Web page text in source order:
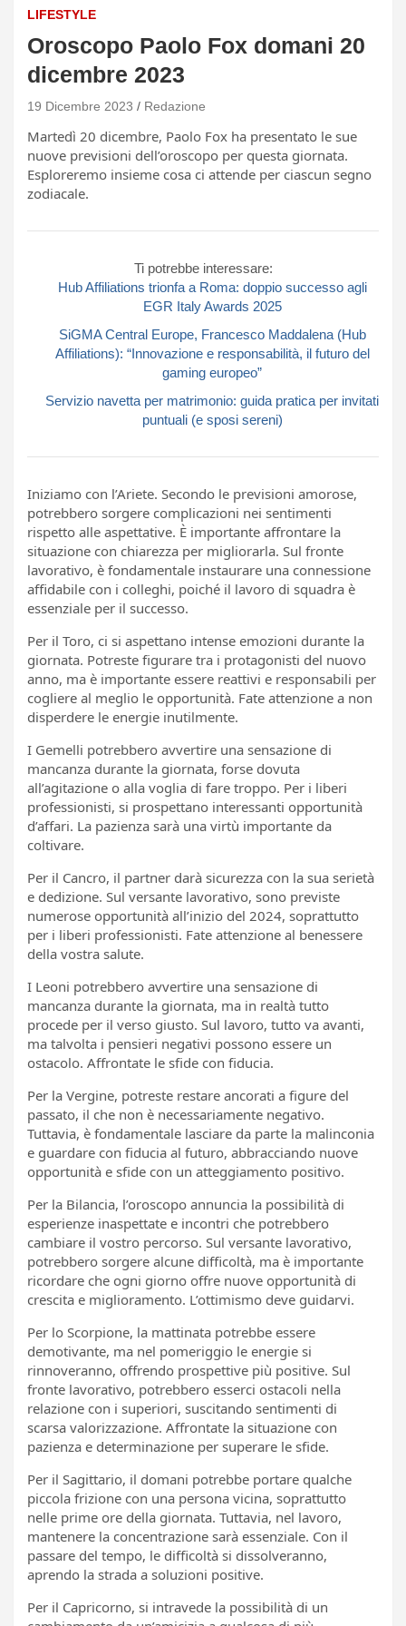
LIFESTYLE
Oroscopo Paolo Fox domani 20
dicembre 2023
19 Dicembre 2023 Redazione
Martedì 20 dicembre, Paolo Fox ha presentato le sue
nuove previsioni dell’oroscopo per questa giornata.
Esploreremo insieme cosa ci attende per ciascun segno
zodiacale.
Ti potrebbe interessare:
Hub Affiliations trionfa a Roma: doppio successo agli
EGR Italy Awards 2025
SiGMA Central Europe, Francesco Maddalena (Hub
Affiliations): “Innovazione e responsabilità, il futuro del
gaming europeo”
Servizio navetta per matrimonio: guida pratica per invitati
puntuali (e sposi sereni)
Iniziamo con l’Ariete. Secondo le previsioni amorose,
potrebbero sorgere complicazioni nei sentimenti
rispetto alle aspettative. È importante affrontare la
situazione con chiarezza per migliorarla. Sul fronte
lavorativo, è fondamentale instaurare una connessione
affidabile con i colleghi, poiché il lavoro di squadra è
essenziale per il successo.
Per il Toro, ci si aspettano intense emozioni durante la
giornata. Potreste figurare tra i protagonisti del nuovo
anno, ma è importante essere reattivi e responsabili per
cogliere al meglio le opportunità. Fate attenzione a non
disperdere le energie inutilmente.
I Gemelli potrebbero avvertire una sensazione di
mancanza durante la giornata, forse dovuta
all’agitazione o alla voglia di fare troppo. Per i liberi
professionisti, si prospettano interessanti opportunità
d’affari. La pazienza sarà una virtù importante da
coltivare.
Per il Cancro, il partner darà sicurezza con la sua serietà
e dedizione. Sul versante lavorativo, sono previste
numerose opportunità all’inizio del 2024, soprattutto
per i liberi professionisti. Fate attenzione al benessere
della vostra salute.
I Leoni potrebbero avvertire una sensazione di
mancanza durante la giornata, ma in realtà tutto
procede per il verso giusto. Sul lavoro, tutto va avanti,
ma talvolta i pensieri negativi possono essere un
ostacolo. Affrontate le sfide con fiducia.
Per la Vergine, potreste restare ancorati a figure del
passato, il che non è necessariamente negativo.
Tuttavia, è fondamentale lasciare da parte la malinconia
e guardare con fiducia al futuro, abbracciando nuove
opportunità e sfide con un atteggiamento positivo.
Per la Bilancia, l’oroscopo annuncia la possibilità di
esperienze inaspettate e incontri che potrebbero
cambiare il vostro percorso. Sul versante lavorativo,
potrebbero sorgere alcune difficoltà, ma è importante
ricordare che ogni giorno offre nuove opportunità di
crescita e miglioramento. L’ottimismo deve guidarvi.
Per lo Scorpione, la mattinata potrebbe essere
demotivante, ma nel pomeriggio le energie si
rinnoveranno, offrendo prospettive più positive. Sul
fronte lavorativo, potrebbero esserci ostacoli nella
relazione con i superiori, suscitando sentimenti di
scarsa valorizzazione. Affrontate la situazione con
pazienza e determinazione per superare le sfide.
Per il Sagittario, il domani potrebbe portare qualche
piccola frizione con una persona vicina, soprattutto
nelle prime ore della giornata. Tuttavia, nel lavoro,
mantenere la concentrazione sarà essenziale. Con il
passare del tempo, le difficoltà si dissolveranno,
aprendo la strada a soluzioni positive.
Per il Capricorno, si intravede la possibilità di un